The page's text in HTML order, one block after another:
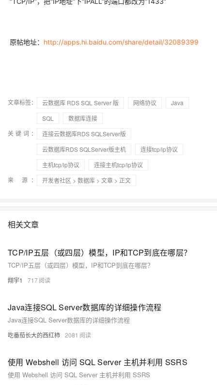
原帖地址： http://apps.hi.baidu.com/share/detail/32089399
文章标签： 云数据库 RDS SQL Server 版 网络协议
Java
SQL
数据库连接
关键词：
连接云数据库RDS SQLServer版
云数据库RDS SQLServer版主机
连接tcp/ip协议
主机tcp/ip协议
连接主机tcp/ip协议
来 源：
开发者社区 > 数据库 > 文章 > 正文
相关文章
TCP/IP五层（或四层）模型，IP和TCP到底在哪层？
TCP/IP五层（或四层）模型，IP和TCP到底在哪层？
翔宇1 717
Java连接SQL Server数据库的详细操作流程
Java连接SQL Server数据库的详细操作流程
吃番茄长大的西红柿 2081
使用 Webshell 访问 SQL Server 主机并利用 SSRS
使用 Webshell 访问 SQL Server 主机并利用 SSRS